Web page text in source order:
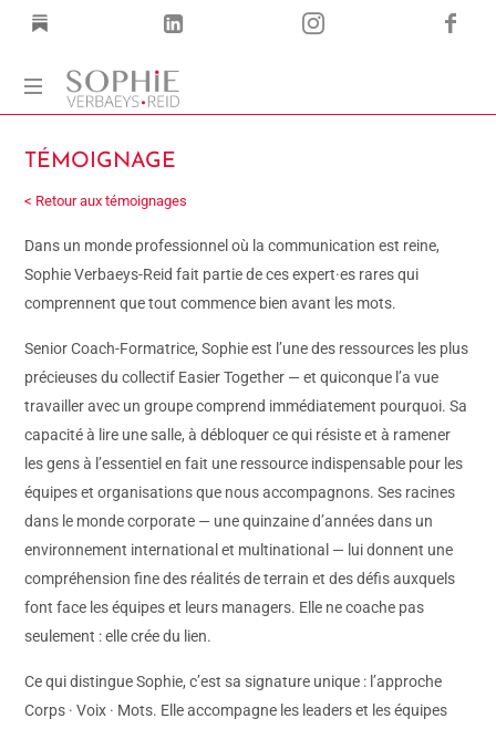
Corps
Voix
Mots
TÉMOIGNAGE
< Retour aux témoignages
Dans un monde professionnel où la communication est reine,
Sophie Verbaeys-Reid fait partie de ces expert·es rares qui
comprennent que tout commence bien avant les mots.
Senior Coach-Formatrice, Sophie est l’une des ressources les plus
précieuses du collectif Easier Together — et quiconque l’a vue
travailler avec un groupe comprend immédiatement pourquoi. Sa
capacité à lire une salle, à débloquer ce qui résiste et à ramener
les gens à l’essentiel en fait une ressource indispensable pour les
équipes et organisations que nous accompagnons. Ses racines
dans le monde corporate — une quinzaine d’années dans un
environnement international et multinational — lui donnent une
compréhension fine des réalités de terrain et des défis auxquels
font face les équipes et leurs managers. Elle ne coache pas
seulement : elle crée du lien.
Ce qui distingue Sophie, c’est sa signature unique : l’approche
Corps · Voix · Mots. Elle accompagne les leaders et les équipes